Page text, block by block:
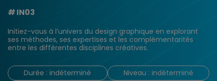
IN03
Initiez-vous à l’univers du design graphique en explorant
ses méthodes, ses expertises et les complémentarités
entre les différentes disciplines créatives.
Durée : indéterminé
Niveau : indéterminé